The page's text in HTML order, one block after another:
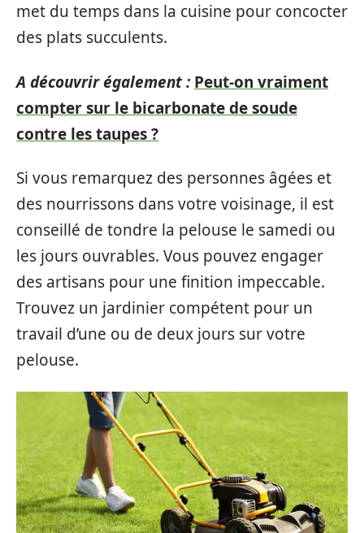
met du temps dans la cuisine pour concocter
des plats succulents.
A découvrir également : Peut-on vraiment
compter sur le bicarbonate de soude
contre les taupes ?
Si vous remarquez des personnes âgées et
des nourrissons dans votre voisinage, il est
conseillé de tondre la pelouse le samedi ou
les jours ouvrables. Vous pouvez engager
des artisans pour une finition impeccable.
Trouvez un jardinier compétent pour un
travail d’une ou de deux jours sur votre
pelouse.